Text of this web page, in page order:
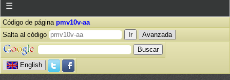
☰
Código de página pmv10v-aa
Salta al código
Avanzada
English